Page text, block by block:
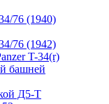
76 (1940)
76 (1942)
T-34(r)
башней
Д5-Т